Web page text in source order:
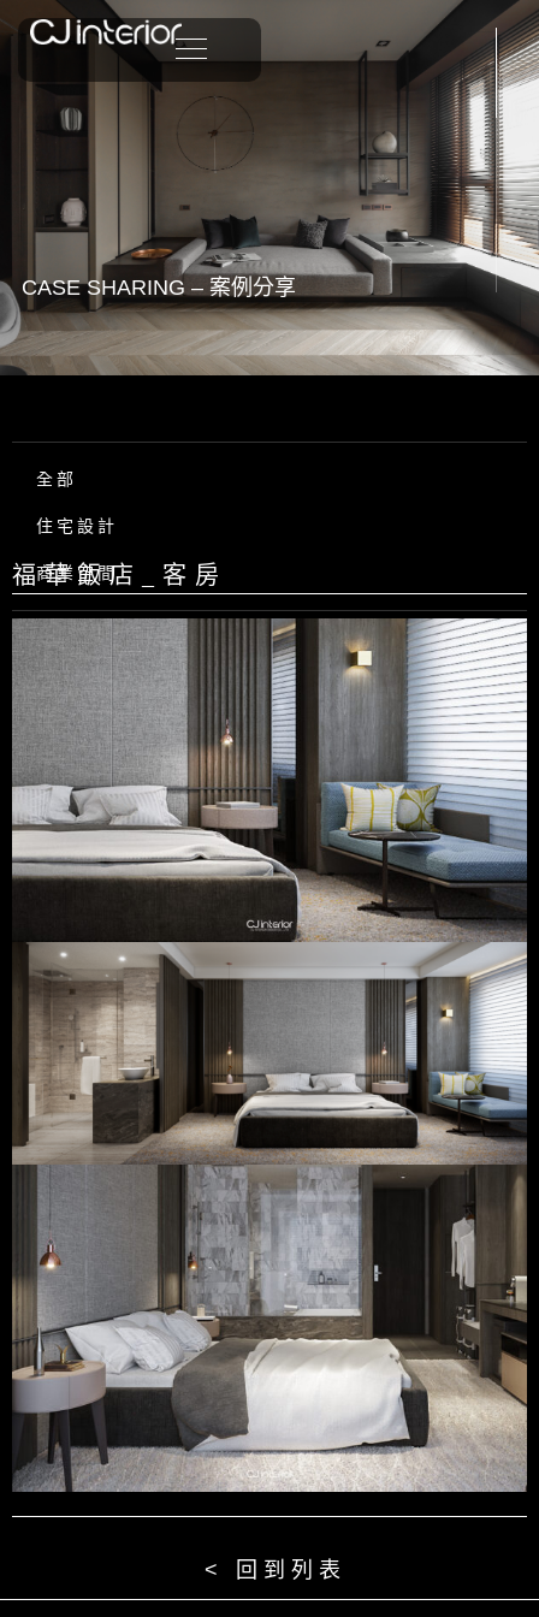
CASE SHARING – 案例分享
全部
住宅設計
商業空間
福華飯店_客房
< 回到列表